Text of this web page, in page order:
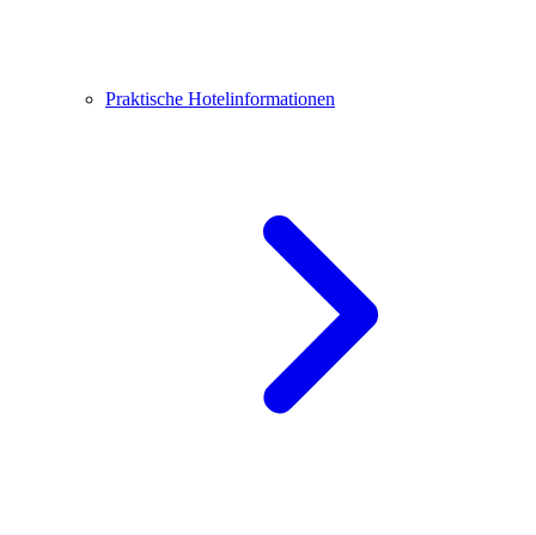
Praktische Hotelinformationen